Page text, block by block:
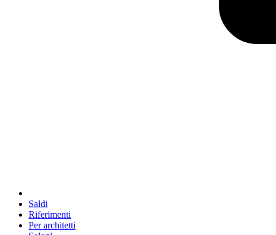
Saldi
Riferimenti
Per architetti